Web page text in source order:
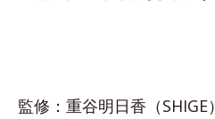
監修：重谷明日香（SHIGE）